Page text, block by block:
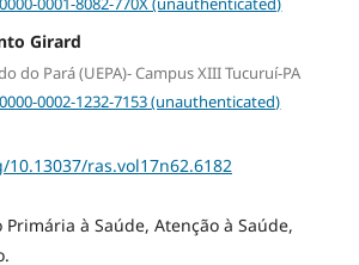
Girard
do Pará (UEPA)- Campus XIII Tucuruí-PA
0002-1232-7153 (unauthenticated)
ras.vol17n62.6182
Primária à Saúde, Atenção à Saúde,